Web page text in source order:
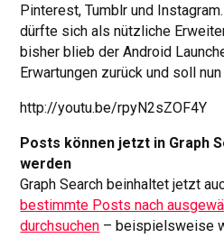
Pinterest, Tumblr und
dürfte sich als nützliche
bisher blieb der Android
Erwartungen zurück und soll
http://youtu.be/rpyN2sZOF4Y
Posts können jetzt in Graph
werden
Graph Search beinhaltet jetzt
bestimmte Posts nach
durchsuchen – beispielsweise